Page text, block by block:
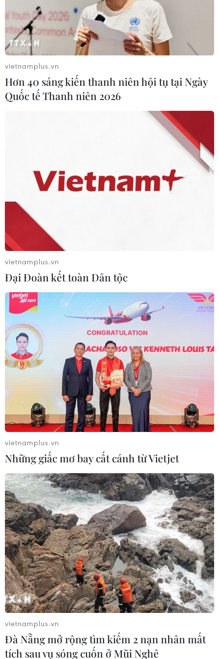
vào hoạt động.
(TTXVN/Vietnam+)
#Thanh tra Chính phủ
#Bệnh viện Việt Đức
Ninh Bình
Theo dõi VietnamPlus
TIN LIÊN QUAN
Hà Nam tạo điều kiện thuận lợi nhất để
Bệnh viện Bạch Mai cơ sở 2 sớm hoạt động
19/03/2025 14:05
Theo dự kiến, với quy mô 1.000 giường bệnh, Bệnh viện
Bạch Mai cơ sở 2 tại Hà Nam sẽ khám, chữa bệnh cho
20 triệu người dân từ khu vực Hà Tĩnh trở ra, góp phần
giảm tải cho cơ sở 1 tại Hà Nội.
vietnamplus.vn
Hơn 40 sáng kiến thanh niên hội tụ tại Ngày
Quốc tế Thanh niên 2026
vietnamplus.vn
Đại Đoàn kết toàn Dân tộc
vietnamplus.vn
Những giấc mơ bay cất cánh từ Vietjet
vietnamplus.vn
Đà Nẵng mở rộng tìm kiếm 2 nạn nhân mất
tích sau vụ sóng cuốn ở Mũi Nghê